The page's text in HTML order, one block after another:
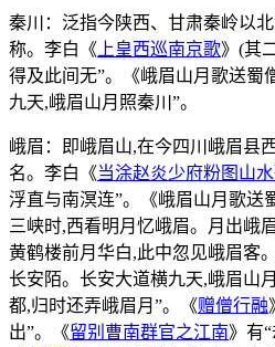
秦川：泛指今陕西、甘肃秦岭以
称。李白《 上皇西巡南京歌》(其
得及此间无”。《峨眉山月歌送蜀
九天,峨眉山月照秦川”。
峨眉：即峨眉山,在今四川峨眉县
名。李白《当涂赵炎少府粉图山
浮直与南溟连”。《峨眉山月歌送
三峡时,西看明月忆峨眉。月出峨
黄鹤楼前月华白,此中忽见峨眉客
长安陌。长安大道横九天,峨眉山
都,归时还弄峨眉月”。《赠僧行融
出”。《留别曹南群官之江南》有